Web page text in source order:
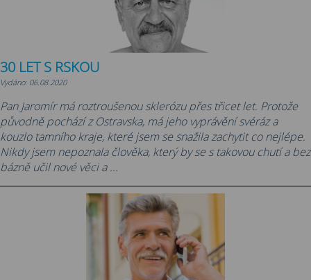
30 LET S RSKOU
Vydáno: 06.08.2020
Pan Jaromír má roztroušenou sklerózu přes třicet let. Protože
původně pochází z Ostravska, má jeho vyprávění svéráz a
kouzlo tamního kraje, které jsem se snažila zachytit co nejlépe.
Nikdy jsem nepoznala člověka, který by se s takovou chutí a bez
bázně učil nové věci a ...